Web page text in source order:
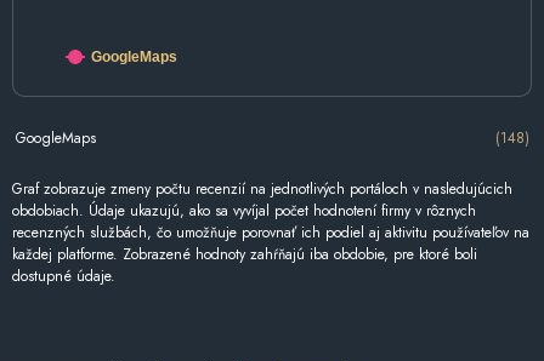
GoogleMaps
GoogleMaps (148)
Graf zobrazuje zmeny počtu recenzií na jednotlivých portáloch v nasledujúcich
obdobiach. Údaje ukazujú, ako sa vyvíjal počet hodnotení firmy v rôznych
recenzných službách, čo umožňuje porovnať ich podiel aj aktivitu používateľov na
každej platforme. Zobrazené hodnoty zahŕňajú iba obdobie, pre ktoré boli
dostupné údaje.